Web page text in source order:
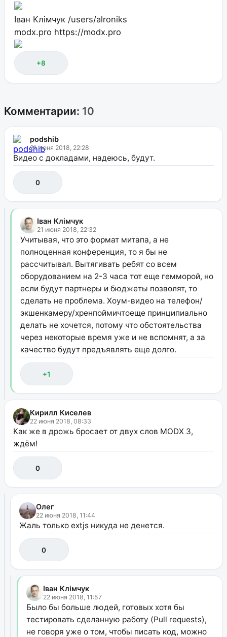
Іван Клімчук /users/alroniks
modx.pro https://modx.pro
+8
Комментарии: 10
podshib
21 июня 2018, 22:28
Видео с докладами, надеюсь, будут.
0
Іван Клімчук
21 июня 2018, 22:32
Учитывая, что это формат митапа, а не
полноценная конференция, то я бы не
рассчитывал. Вытягивать ребят со всем
оборудованием на 2-3 часа тот еще гемморой, но
если будут партнеры и бюджеты позволят, то
сделать не проблема. Хоум-видео на телефон/
экшенкамеру/хренпоймичтоеще принципиально
делать не хочется, потому что обстоятельства
через некоторые время уже и не вспомнят, а за
качество будут предъявлять еще долго.
+1
Кирилл Киселев
22 июня 2018, 08:33
Как же в дрожь бросает от двух слов MODX 3,
ждём!
0
Олег
22 июня 2018, 11:44
Жаль только extjs никуда не денется.
0
Іван Клімчук
22 июня 2018, 11:57
Было бы больше людей, готовых хотя бы
тестировать сделанную работу (Pull requests),
не говоря уже о том, чтобы писать код, можно